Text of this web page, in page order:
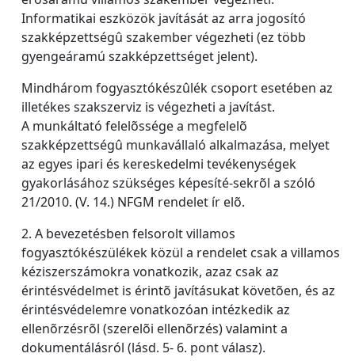
Informatikai eszközök javítását az arra jogosító
szakképzettségû szakember végezheti (ez több
gyengeáramú szakképzettséget jelent).
Mindhárom fogyasztókészûlék csoport esetében az
illetékes szakszerviz is végezheti a javítást.
A munkáltató felelõssége a megfelelõ
szakképzettségû munkavállaló alkalmazása, melyet
az egyes ipari és kereskedelmi tevékenységek
gyakorlásához szükséges képesíté-sekrõl a szóló
21/2010. (V. 14.) NFGM rendelet ír elõ.
2. A bevezetésben felsorolt villamos
fogyasztókészülékek közül a rendelet csak a villamos
kéziszerszámokra vonatkozik, azaz csak az
érintésvédelmet is érintõ javításukat követõen, és az
érintésvédelemre vonatkozóan intézkedik az
ellenõrzésrõl (szerelõi ellenõrzés) valamint a
dokumentálásról (lásd. 5- 6. pont válasz).